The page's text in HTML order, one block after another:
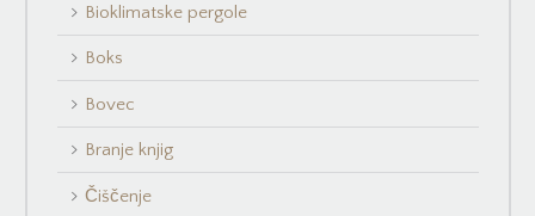
Bioklimatske pergole
Boks
Bovec
Branje knjig
Čiščenje